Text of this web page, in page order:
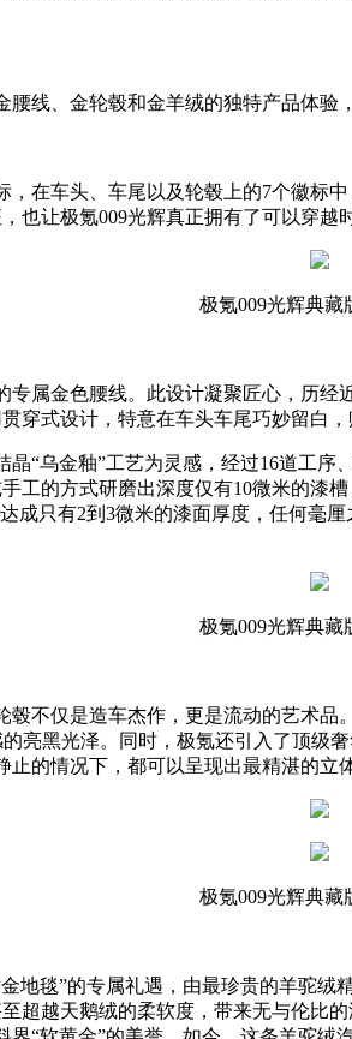
线、金轮毂和金羊绒的独特产品体验
在车头、车尾以及轮毂上的7个徽标
也让极氪009光辉真正拥有了可以穿越
极氪009光辉典藏
属金色腰线。此设计凝聚匠心，历
穿式设计，特意在车头车尾巧妙留白，
“乌金釉”工艺为灵感，经过16道工
工的方式研磨出深度仅有10微米的漆
成只有2到3微米的漆面厚度，任何毫
极氪009光辉典藏
毂不仅是造车杰作，更是流动的艺术
亮黑光泽。同时，极氪还引入了顶
的情况下，都可以呈现出最精湛的立
极氪009光辉典藏
地毯”的专属礼遇，由最珍贵的羊驼
超越天鹅绒的柔软度，带来无与伦比